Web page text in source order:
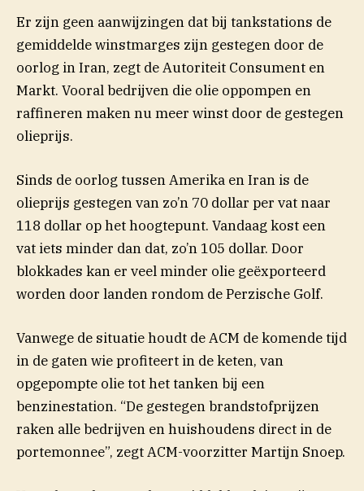
Er zijn geen aanwijzingen dat bij tankstations de
gemiddelde winstmarges zijn gestegen door de
oorlog in Iran, zegt de Autoriteit Consument en
Markt. Vooral bedrijven die olie oppompen en
raffineren maken nu meer winst door de gestegen
olieprijs.
Sinds de oorlog tussen Amerika en Iran is de
olieprijs gestegen van zo’n 70 dollar per vat naar
118 dollar op het hoogtepunt. Vandaag kost een
vat iets minder dan dat, zo’n 105 dollar. Door
blokkades kan er veel minder olie geëxporteerd
worden door landen rondom de Perzische Golf.
Vanwege de situatie houdt de ACM de komende tijd
in de gaten wie profiteert in de keten, van
opgepompte olie tot het tanken bij een
benzinestation. “De gestegen brandstofprijzen
raken alle bedrijven en huishoudens direct in de
portemonnee”, zegt ACM-voorzitter Martijn Snoep.